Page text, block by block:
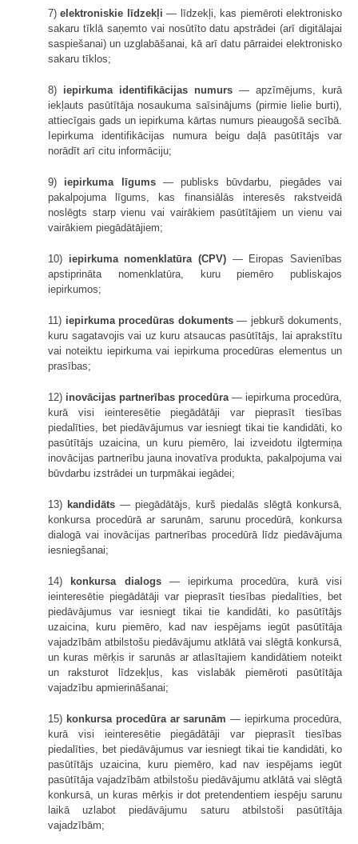
7)elektroniskie līdzekļi — līdzekļi, kas piemēroti elektronisko
sakaru tīklā saņemto vai nosūtīto datu apstrādei (arī digitālajai
saspiešanai) un uzglabāšanai, kā arī datu pārraidei elektronisko
sakaru tīklos;
8) iepirkuma identifikācijas numurs — apzīmējums, kurā
iekļauts pasūtītāja nosaukuma saīsinājums (pirmie lielie burti),
attiecīgais gads un iepirkuma kārtas numurs pieaugošā secībā.
Iepirkuma identifikācijas numura beigu daļā pasūtītājs var
norādīt arī citu informāciju;
9) iepirkuma līgums— publisks būvdarbu, piegādes vai
pakalpojuma līgums, kas finansiālās interesēs rakstveidā
noslēgts starp vienu vai vairākiem pasūtītājiem un vienu vai
vairākiem piegādātājiem;
10) iepirkuma nomenklatūra (CPV) — Eiropas Savienības
apstiprināta nomenklatūra, kuru piemēro publiskajos
iepirkumos;
11) iepirkuma procedūras dokuments— jebkurš dokuments,
kuru sagatavojis vai uz kuru atsaucas pasūtītājs, lai aprakstītu
vai noteiktu iepirkuma vai iepirkuma procedūras elementus un
prasības;
12) inovācijas partnerības procedūra— iepirkuma procedūra,
kurā visi ieinteresētie piegādātāji var pieprasīt tiesības
piedalīties, bet piedāvājumus var iesniegt tikai tie kandidāti, ko
pasūtītājs uzaicina, un kuru piemēro, lai izveidotu ilgtermiņa
inovācijas partnerību jauna inovatīva produkta, pakalpojuma vai
būvdarbu izstrādei un turpmākai iegādei;
13) kandidāts — piegādātājs, kurš piedalās slēgtā konkursā,
konkursa procedūrā ar sarunām, sarunu procedūrā, konkursa
dialogā vai inovācijas partnerības procedūrā līdz piedāvājuma
iesniegšanai;
14) konkursa dialogs— iepirkuma procedūra, kurā visi
ieinteresētie piegādātāji var pieprasīt tiesības piedalīties, bet
piedāvājumus var iesniegt tikai tie kandidāti, ko pasūtītājs
uzaicina, kuru piemēro, kad nav iespējams iegūt pasūtītāja
vajadzībām atbilstošu piedāvājumu atklātā vai slēgtā konkursā,
un kuras mērķis ir sarunās ar atlasītajiem kandidātiem noteikt
un raksturot līdzekļus, kas vislabāk piemēroti pasūtītāja
vajadzību apmierināšanai;
15) konkursa procedūra ar sarunām — iepirkuma procedūra,
kurā visi ieinteresētie piegādātāji var pieprasīt tiesības
piedalīties, bet piedāvājumus var iesniegt tikai tie kandidāti, ko
pasūtītājs uzaicina, kuru piemēro, kad nav iespējams iegūt
pasūtītāja vajadzībām atbilstošu piedāvājumu atklātā vai slēgtā
konkursā, un kuras mērķis ir dot pretendentiem iespēju sarunu
laikā uzlabot piedāvājumu saturu atbilstoši pasūtītāja
vajadzībām;